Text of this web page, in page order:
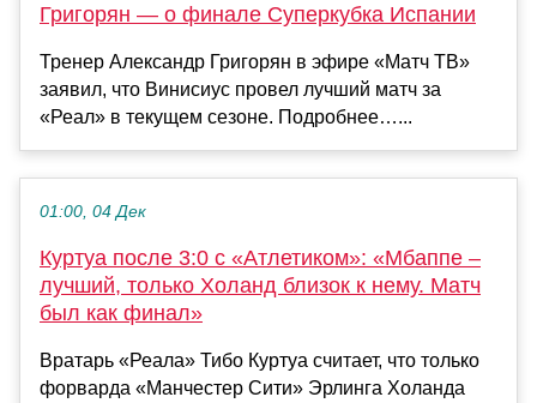
Григорян — о финале Суперкубка Испании
Тренер Александр Григорян в эфире «Матч ТВ»
заявил, что Винисиус провел лучший матч за
«Реал» в текущем сезоне. Подробнее…...
01:00, 04 Дек
Куртуа после 3:0 с «Атлетиком»: «Мбаппе –
лучший, только Холанд близок к нему. Матч
был как финал»
Вратарь «Реала» Тибо Куртуа считает, что только
форварда «Манчестер Сити» Эрлинга Холанда